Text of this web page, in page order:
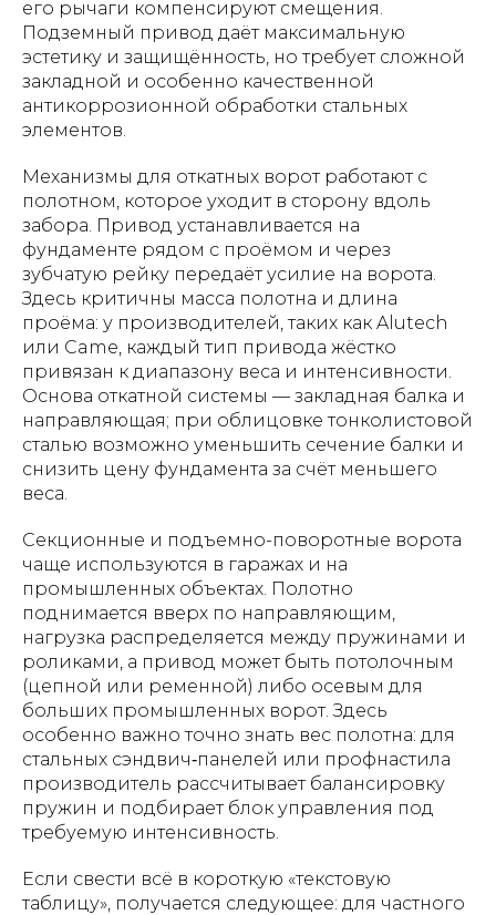
его рычаги компенсируют смещения.
Подземный привод даёт максимальную
эстетику и защищённость, но требует сложной
закладной и особенно качественной
антикоррозионной обработки стальных
элементов.
Механизмы для откатных ворот работают с
полотном, которое уходит в сторону вдоль
забора. Привод устанавливается на
фундаменте рядом с проёмом и через
зубчатую рейку передаёт усилие на ворота.
Здесь критичны масса полотна и длина
проёма: у производителей, таких как Alutech
или Came, каждый тип привода жёстко
привязан к диапазону веса и интенсивности.
Основа откатной системы — закладная балка и
направляющая; при облицовке тонколистовой
сталью возможно уменьшить сечение балки и
снизить цену фундамента за счёт меньшего
веса.
Секционные и подъемно-поворотные ворота
чаще используются в гаражах и на
промышленных объектах. Полотно
поднимается вверх по направляющим,
нагрузка распределяется между пружинами и
роликами, а привод может быть потолочным
(цепной или ременной) либо осевым для
больших промышленных ворот. Здесь
особенно важно точно знать вес полотна: для
стальных сэндвич‑панелей или профнастила
производитель рассчитывает балансировку
пружин и подбирает блок управления под
требуемую интенсивность.
Если свести всё в короткую «текстовую
таблицу», получается следующее: для частного